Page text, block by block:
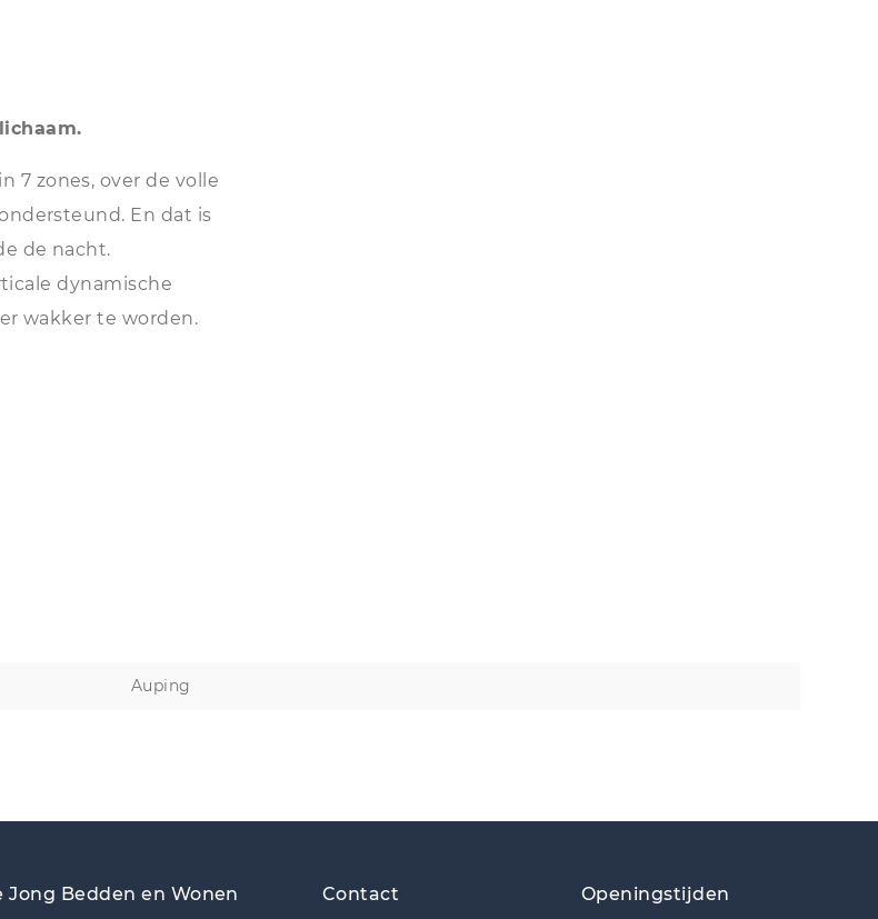
7 zones, over de volle
En dat is
de nacht.
dynamische
wakker te worden.
Auping
Jong Bedden en Wonen Contact Openingstijden